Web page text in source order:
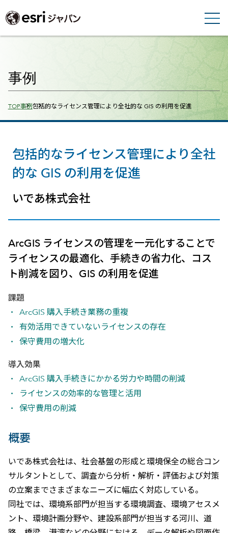
事例
Breadcrumbs
TOP事例包括的なライセンス管理により全社的な GIS の利用を促進
包括的なライセンス管理により全社
的な GIS の利用を促進
いであ株式会社
ArcGIS ライセンスの管理を一元化することで
ライセンスの最適化、手続きの省力化、コス
ト削減を図り、GIS の利用を促進
課題
ArcGIS 購入手続き業務の重複
有効活用できていないライセンスの存在
保守費用の増大化
導入効果
ArcGIS 購入手続きにかかる労力や時間の削減
ライセンスの効率的な管理と活用
保守費用の削減
概要
いであ株式会社は、社会基盤の形成と環境保全の総合コン
サルタントとして、調査から分析・解析・評価および対策
の立案までさまざまなニーズに幅広く対応している。
同社では、環境系部門が担当する環境調査、環境アセスメ
ント、環境計画分野や、建設系部門が担当する河川、道